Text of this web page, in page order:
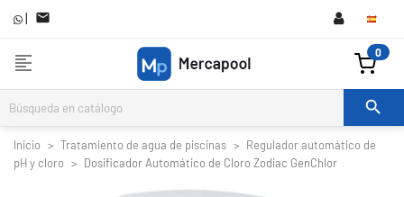
| 
format_align_left 0

Inicio Tratamiento de agua de piscinas
Regulador automático de
pH y cloro
Dosificador Automático de Cloro Zodiac GenChlor